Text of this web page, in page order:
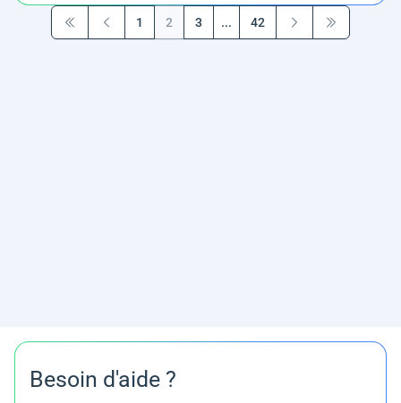
Première page
Précédent
1 2 3 ... 42
SuivantDernière
Besoin d'aide ?